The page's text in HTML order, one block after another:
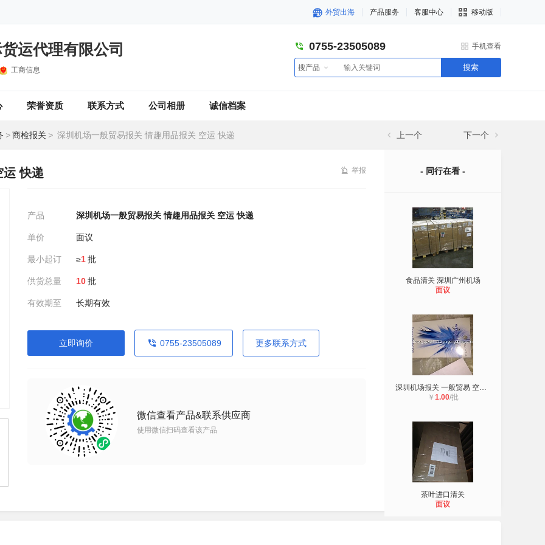
外贸出海 产品服务 客服中心 移动版
运代理有限公司
工商信息
0755-23505089 手机查看
搜产品 搜索
荣誉资质 联系方式 公司相册 诚信档案
>商检报关 > 深圳机场一般贸易报关 情趣用品报关 空运 快递 上一个 下一个
运 快递 举报
产品 深圳机场一般贸易报关 情趣用品报关 空运 快递
单价 面议
最小起订 ≥1批
供货总量 10批
有效期至 长期有效
立即询价 0755-23505089 更多联系方式
微信查看产品&联系供应商
使用微信扫码查看该产品
- 同行在看 -
食品清关 深圳广州机场
面议
深圳机场报关 一般贸易 空运 快递 中
￥ 1.00/批
茶叶进口清关
面议